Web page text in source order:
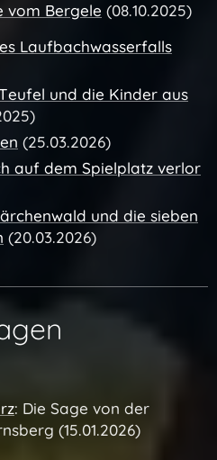
vom Bergele (08.10.2025)
Laufbachwasserfalls
und die Kinder aus
(25.03.2026)
auf dem Spielplatz verlor
und die sieben
(20.03.2026)
: Die Sage von der
(15.01.2026)